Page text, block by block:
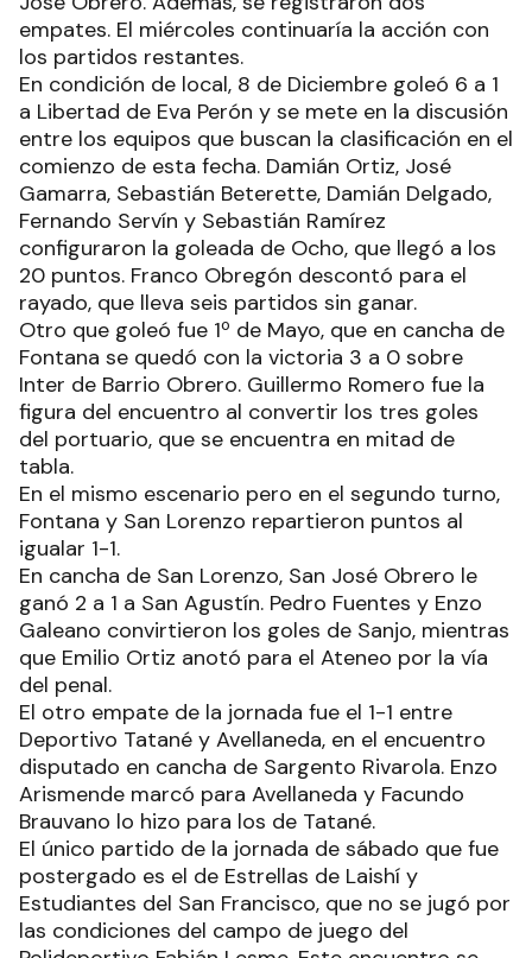
empates. El miércoles continuaría la acción con
los partidos restantes.
En condición de local, 8 de Diciembre goleó 6 a 1
a Libertad de Eva Perón y se mete en la discusión
entre los equipos que buscan la clasificación en el
comienzo de esta fecha. Damián Ortiz, José
Gamarra, Sebastián Beterette, Damián Delgado,
Fernando Servín y Sebastián Ramírez
configuraron la goleada de Ocho, que llegó a los
20 puntos. Franco Obregón descontó para el
rayado, que lleva seis partidos sin ganar.
Otro que goleó fue 1º de Mayo, que en cancha de
Fontana se quedó con la victoria 3 a 0 sobre
Inter de Barrio Obrero. Guillermo Romero fue la
figura del encuentro al convertir los tres goles
del portuario, que se encuentra en mitad de
tabla.
En el mismo escenario pero en el segundo turno,
Fontana y San Lorenzo repartieron puntos al
igualar 1-1.
En cancha de San Lorenzo, San José Obrero le
ganó 2 a 1 a San Agustín. Pedro Fuentes y Enzo
Galeano convirtieron los goles de Sanjo, mientras
que Emilio Ortiz anotó para el Ateneo por la vía
del penal.
El otro empate de la jornada fue el 1-1 entre
Deportivo Tatané y Avellaneda, en el encuentro
disputado en cancha de Sargento Rivarola. Enzo
Arismende marcó para Avellaneda y Facundo
Brauvano lo hizo para los de Tatané.
El único partido de la jornada de sábado que fue
postergado es el de Estrellas de Laishí y
Estudiantes del San Francisco, que no se jugó por
las condiciones del campo de juego del